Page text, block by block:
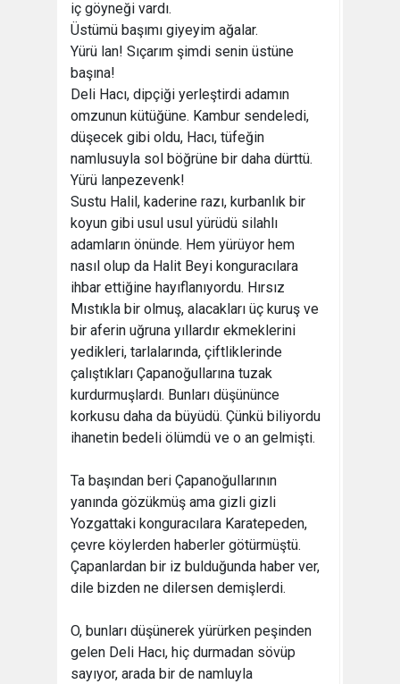
iç göyneği vardı.
Üstümü başımı giyeyim ağalar.
Yürü lan! Sıçarım şimdi senin üstüne
başına!
Deli Hacı, dipçiği yerleştirdi adamın
omzunun kütüğüne. Kambur sendeledi,
düşecek gibi oldu, Hacı, tüfeğin
namlusuyla sol böğrüne bir daha dürttü.
Yürü lanpezevenk!
Sustu Halil, kaderine razı, kurbanlık bir
koyun gibi usul usul yürüdü silahlı
adamların önünde. Hem yürüyor hem
nasıl olup da Halit Beyi konguracılara
ihbar ettiğine hayıflanıyordu. Hırsız
Mıstıkla bir olmuş, alacakları üç kuruş ve
bir aferin uğruna yıllardır ekmeklerini
yedikleri, tarlalarında, çiftliklerinde
çalıştıkları Çapanoğullarına tuzak
kurdurmuşlardı. Bunları düşününce
korkusu daha da büyüdü. Çünkü biliyordu
ihanetin bedeli ölümdü ve o an gelmişti.
Ta başından beri Çapanoğullarının
yanında gözükmüş ama gizli gizli
Yozgattaki konguracılara Karatepeden,
çevre köylerden haberler götürmüştü.
Çapanlardan bir iz bulduğunda haber ver,
dile bizden ne dilersen demişlerdi.
O, bunları düşünerek yürürken peşinden
gelen Deli Hacı, hiç durmadan sövüp
sayıyor, arada bir de namluyla